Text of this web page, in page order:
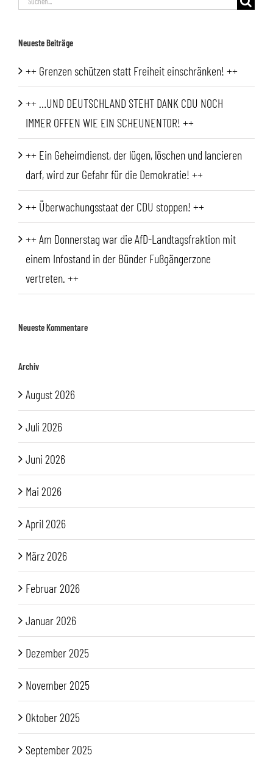
Neueste Beiträge
++ Grenzen schützen statt Freiheit einschränken! ++
++ …UND DEUTSCHLAND STEHT DANK CDU NOCH
IMMER OFFEN WIE EIN SCHEUNENTOR! ++
++ Ein Geheimdienst, der lügen, löschen und lancieren
darf, wird zur Gefahr für die Demokratie! ++
++ Überwachungsstaat der CDU stoppen! ++
++ Am Donnerstag war die AfD-Landtagsfraktion mit
einem Infostand in der Bünder Fußgängerzone
vertreten. ++
Neueste Kommentare
Archiv
August 2026
Juli 2026
Juni 2026
Mai 2026
April 2026
März 2026
Februar 2026
Januar 2026
Dezember 2025
November 2025
Oktober 2025
September 2025